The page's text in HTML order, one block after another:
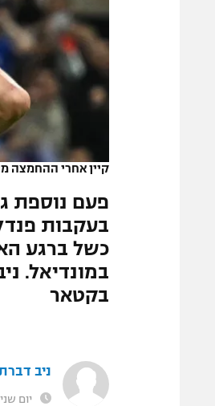
תקנון פעילות ספורט 1
רשיון להקרנה פומבית
הצטרפות לחבילת
לוח דרושים – ג'ובנט
קיין אחרי ההחמצה
פעם נוספת
בעקבות
כשל ברגע
במונדיאל.
בקטאר
ניב
יום שני, 08:33,